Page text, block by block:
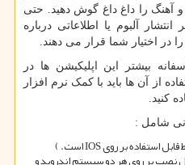
آهنگ را داغ داغ گوش دهید. حتی
آلبوم یا اطلاعاتی درباره
در اختیار شما قرار می دهند.
بیشتر این اپلیکیشن ها در
از آن ها باید با کمک نرم افزار
کنید.
شامل :
استفاده بر رویIOSاست. )